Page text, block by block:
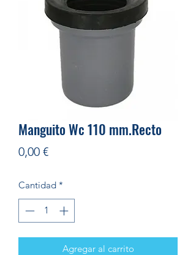
Manguito Wc 110 mm.Recto
0,00 €Precio
Cantidad *
Agregar al carrito